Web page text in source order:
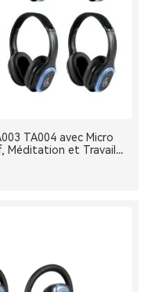
TA004 avec Micro
Méditation et Travail